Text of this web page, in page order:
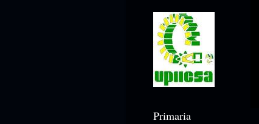
Primaria